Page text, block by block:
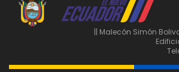
|| Malecón Simón